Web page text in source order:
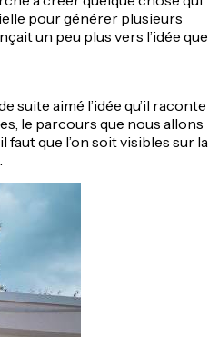
pour générer plusieurs
un peu plus vers l’idée que
suite aimé l’idée qu’il raconte
le parcours que nous allons
que l’on soit visibles sur la